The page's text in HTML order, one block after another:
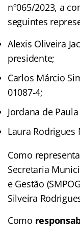
nº065/2023, a
seguintes
Alexis Oliveira
presidente;
Carlos Márcio
01087-4;
Jordana de
Laura Rodrigues
Como
Secretaria
e Gestão
Silveira
Como